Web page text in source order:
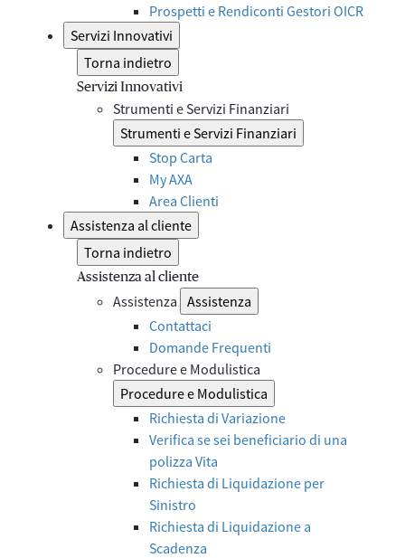
Prospetti e Rendiconti Gestori OICR
Servizi Innovativi
Torna indietro
Servizi Innovativi
Strumenti e Servizi Finanziari
Strumenti e Servizi Finanziari
Stop Carta
My AXA
Area Clienti
Assistenza al cliente
Torna indietro
Assistenza al cliente
Assistenza Assistenza
Contattaci
Domande Frequenti
Procedure e Modulistica
Procedure e Modulistica
Richiesta di Variazione
Verifica se sei beneficiario di una
polizza Vita
Richiesta di Liquidazione per
Sinistro
Richiesta di Liquidazione a
Scadenza